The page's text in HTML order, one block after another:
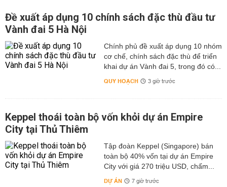
Đề xuất áp dụng 10 chính sách đặc thù đầu tư
Vành đai 5 Hà Nội
Chính phủ đề xuất áp dụng 10 nhóm
cơ chế, chính sách đặc thù để triển
khai dự án Vành đai 5, trong đó có...
QUY HOẠCH 3 giờ trước
Keppel thoái toàn bộ vốn khỏi dự án Empire
City tại Thủ Thiêm
Tập đoàn Keppel (Singapore) bán
toàn bộ 40% vốn tại dự án Empire
City với giá 270 triệu USD, chấm...
DỰ ÁN 7 giờ trước